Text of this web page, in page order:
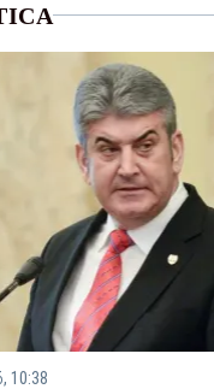
10:38